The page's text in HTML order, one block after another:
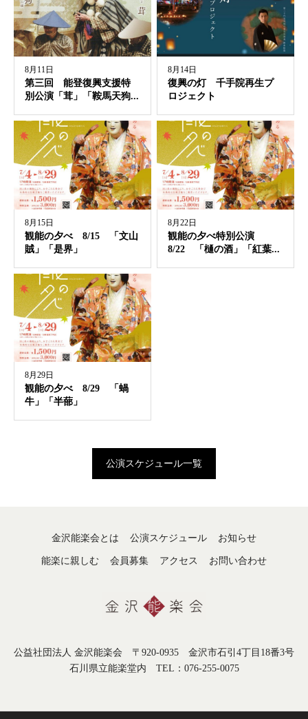
8月11日
第三回 能登復興支援特
別公演「茸」「鞍馬天狗...
8月14日
復興の灯 千手院再生プ
ロジェクト
8月15日
観能の夕べ 8/15 「文山
賊」「是界」
8月22日
観能の夕べ特別公演
8/22 「樋の酒」「紅葉...
8月29日
観能の夕べ 8/29 「蝸
牛」「半蔀」
公演スケジュール一覧
金沢能楽会とは 公演スケジュール お知らせ
能楽に親しむ 会員募集 アクセス お問い合わせ
公益社団法人 金沢能楽会 〒920-0935 金沢市石引4丁目18番3号
石川県立能楽堂内 TEL：076-255-0075